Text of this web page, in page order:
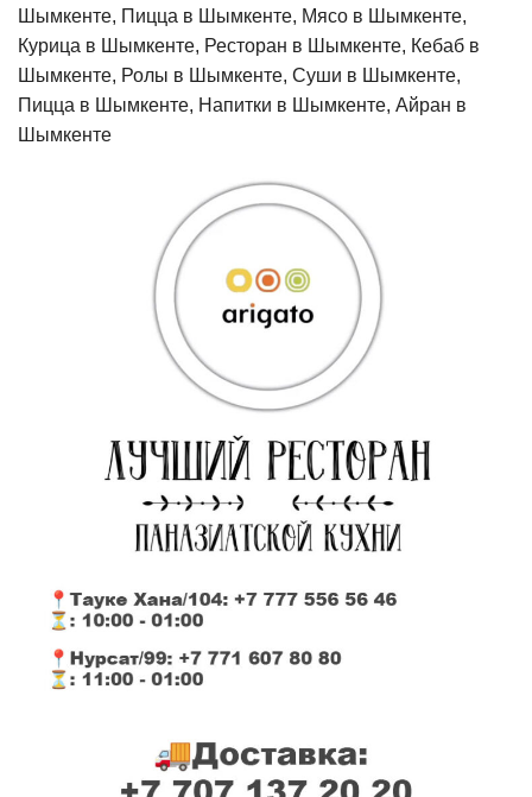
Шымкенте, Пицца в Шымкенте, Мясо в Шымкенте,
Курица в Шымкенте, Ресторан в Шымкенте, Кебаб в
Шымкенте, Ролы в Шымкенте, Суши в Шымкенте,
Пицца в Шымкенте, Напитки в Шымкенте, Айран в
Шымкенте